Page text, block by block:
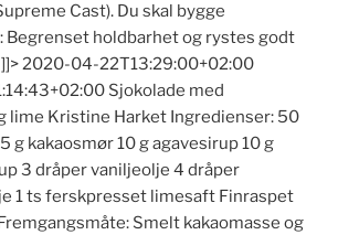
Cast). Du skal bygge
Begrenset holdbarhet og rystes godt
2020-04-22T13:29:00+02:00
Sjokolade med
lime Kristine Harket Ingredienser: 50
g kakaosmør 10 g agavesirup 10 g
3 dråper vaniljeolje 4 dråper
1 ts ferskpresset limesaft Finraspet
Smelt kakaomasse og